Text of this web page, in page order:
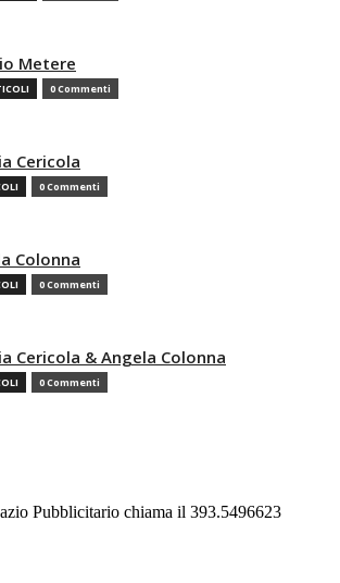
Metere
0 Commenti
Cericola
0 Commenti
Colonna
0 Commenti
Cericola & Angela Colonna
0 Commenti
Pubblicitario chiama il 393.5496623